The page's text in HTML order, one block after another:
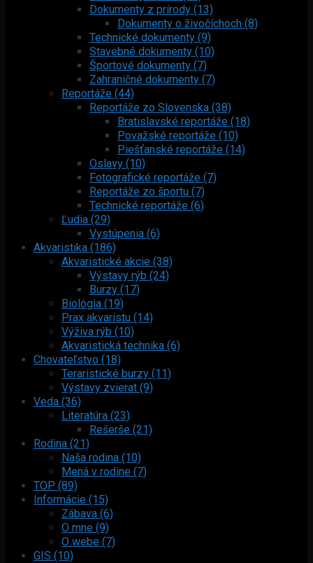
Dokumenty z prírody (13)
Dokumenty o živočíchoch (8)
Technické dokumenty (9)
Stavebné dokumenty (10)
Športové dokumenty (7)
Zahraničné dokumenty (7)
Reportáže (44)
Reportáže zo Slovenska (38)
Bratislavské reportáže (18)
Považské reportáže (10)
Piešťanské reportáže (14)
Oslavy (10)
Fotografické reportáže (7)
Reportáže zo športu (7)
Technické reportáže (6)
Ľudia (29)
Vystúpenia (6)
Akvaristika (186)
Akvaristické akcie (38)
Výstavy rýb (24)
Burzy (17)
Biológia (19)
Prax akvaristu (14)
Výživa rýb (10)
Akvaristická technika (6)
Chovateľstvo (18)
Teraristické burzy (11)
Výstavy zvierat (9)
Veda (36)
Literatúra (23)
Rešerše (21)
Rodina (21)
Naša rodina (10)
Mená v rodine (7)
TOP (89)
Informácie (15)
Zábava (6)
O mne (9)
O webe (7)
GIS (10)